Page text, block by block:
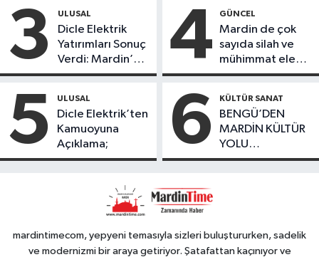
ürünlerini satarak
köydeki
çoçuklara kitap
desteğinde
bulundu
3 ULUSAL
Dicle Elektrik
Yatırımları Sonuç
Verdi: Mardin’de
Kayıp Kaçak
Düşüş
4 GÜNCEL
Mardin de çok
sayıda silah ve
mühimmat ele
geçirildi
5 ULUSAL
Dicle Elektrik’ten
Kamuoyuna
Açıklama;
6 KÜLTÜR SANAT
BENGÜ’DEN
MARDİN KÜLTÜR
YOLU
FESTIVALİ’NDE
mardintimecom, yepyeni temasıyla sizleri buluştururken, sadelik
ve modernizmi bir araya getiriyor. Şatafattan kaçınıyor ve